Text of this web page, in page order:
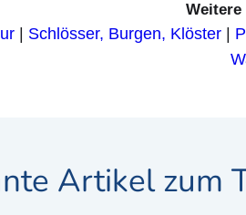
Weitere
| Schlösser, Burgen, Klöster|
Artikel zum